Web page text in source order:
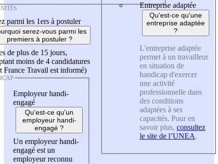
parmi les 1ers à postuler
serez-vous parmi les
premiers à postuler ?
de plus de 15 jours,
moins de 4 candidatures
France Travail est informé)
Employeur handi-
engagé
Qu'est-ce qu'un
employeur handi-
engagé ?
Un employeur handi-
engagé est un
employeur reconnu
Entreprise adaptée
Qu'est-ce qu'une
entreprise adaptée
?
L'entreprise adaptée
permet à un travailleur
en situation de
handicap d'exercer
une activité
professionnelle dans
des conditions
adaptées à ses
capacités. Pour en
savoir plus, consultez
le site de l’UNEA.